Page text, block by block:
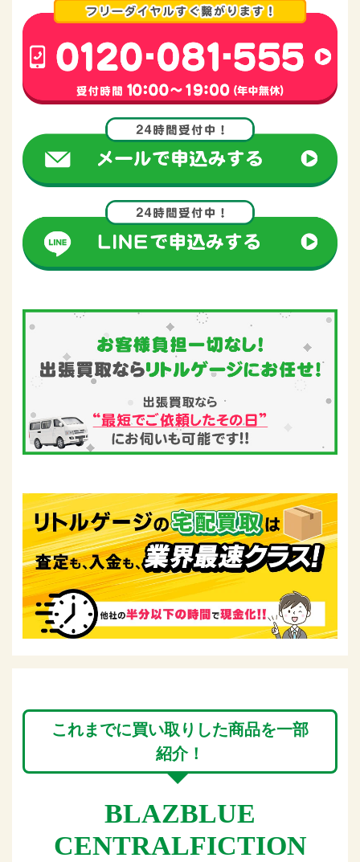
これまでに買い取りした商品を一部
紹介！
BLAZBLUE
CENTRALFICTION